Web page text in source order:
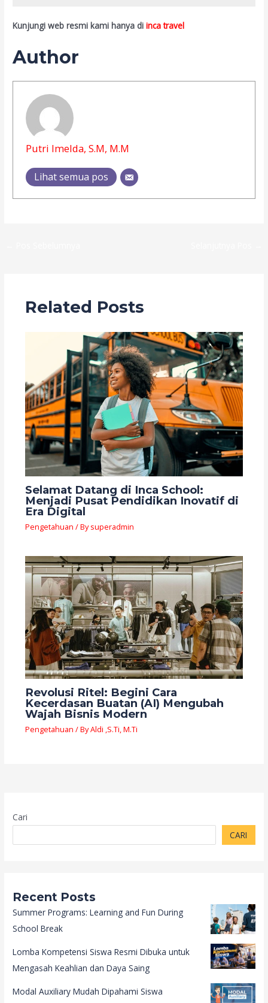
Kunjungi web resmi kami hanya diinca travel
Author
Putri Imelda, S.M, M.M
Lihat semua pos
Related Posts
Selamat Datang di Inca School:
Menjadi Pusat Pendidikan Inovatif di
Era Digital
Pengetahuan / Bysuperadmin
Revolusi Ritel: Begini Cara
Kecerdasan Buatan (AI) Mengubah
Wajah Bisnis Modern
Pengetahuan / ByAldi ,S.Ti, M.Ti
Cari
CARI
Recent Posts
Summer Programs: Learning and Fun During
School Break
Lomba Kompetensi Siswa Resmi Dibuka untuk
Mengasah Keahlian dan Daya Saing
Modal Auxiliary Mudah Dipahami Siswa